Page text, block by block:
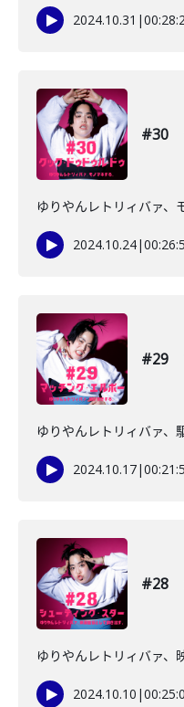
2024.10.31 |
#30
ゆりやんレトリィバァ、
2024.10.24|
#29
ゆりやんレトリィバァ、
2024.10.17|
#28
ゆりやんレトリィバァ、
2024.10.10 |